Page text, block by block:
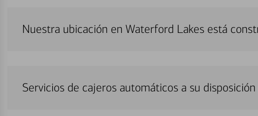
Nuestra ubicación en Waterford Lakes está
Servicios de cajeros automáticos a su